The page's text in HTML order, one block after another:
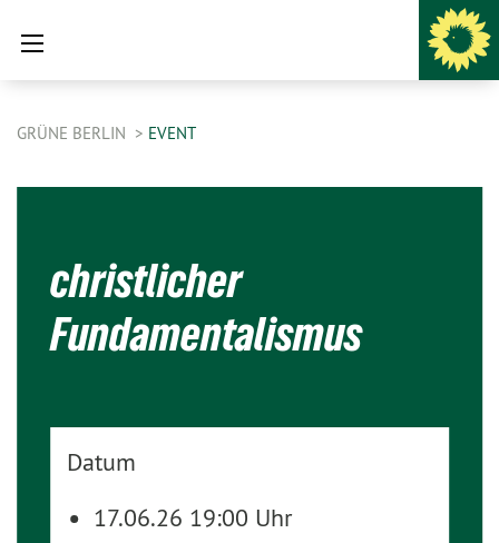
GRÜNE BERLIN EVENT
christlicher
Fundamentalismus
Datum
17.06.26 19:00 Uhr